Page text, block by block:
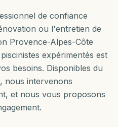
de confiance
ou l'entretien de
Provence-Alpes-Côte
expérimentés est
besoins. Disponibles du
, nous intervenons
et nous vous proposons